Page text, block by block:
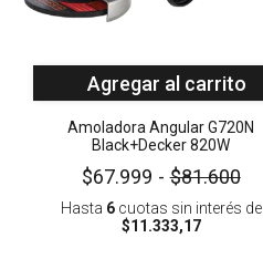
Agregar al carrito
Amoladora Angular G720N
Black+Decker 820W
$67.999 - $81.600
Hasta 6cuotas sin interés de
$11.333,17